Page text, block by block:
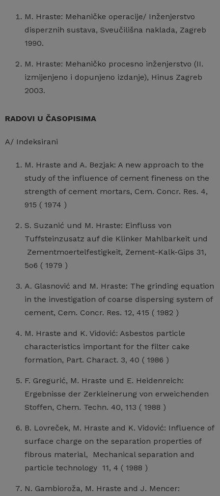
M. Hraste: Mehaničke operacije/ Inženjerstvo
disperznih sustava, Sveučilišna naklada, Zagreb
1990.
M. Hraste: Mehaničko procesno inženjerstvo (II.
izmijenjeno i dopunjeno izdanje), Hinus Zagreb
2003.
RADOVI U ČASOPISIMA
A/ Indeksirani
M. Hraste and A. Bezjak: A new approach to the
study of the influence of cement fineness on the
strength of cement mortars, Cem. Concr. Res. 4,
915 ( 1974 )
S. Suzanić und M. Hraste: Einfluss von
Tuffsteinzusatz auf die Klinker Mahlbarkeit und
Zementmoertelfestigkeit, Zement-Kalk-Gips 31,
5o6 ( 1979 )
A. Glasnović and M. Hraste: The grinding equation
in the investigation of coarse dispersing system of
cement, Cem. Concr. Res. 12, 415 ( 1982 )
M. Hraste and K. Vidović: Asbestos particle
characteristics important for the filter cake
formation, Part. Charact. 3, 40 ( 1986 )
F. Gregurić, M. Hraste und E. Heidenreich:
Ergebnisse der Zerkleinerung von erweichenden
Stoffen, Chem. Techn. 40, 113 ( 1988 )
B. Lovreček, M. Hraste and K. Vidović: Influence of
surface charge on the separation properties of
fibrous material, Mechanical separation and
particle technology 11, 4 ( 1988 )
N. Gambioroža, M. Hraste and J. Mencer: